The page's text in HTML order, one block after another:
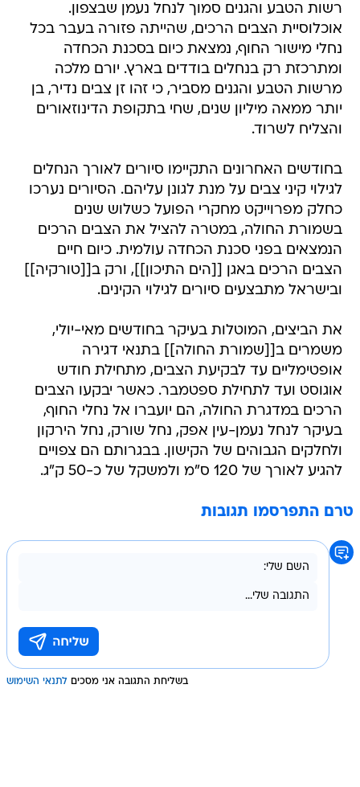
רשות הטבע והגנים סמוך לנחל נעמן שבצפון.
אוכלוסיית הצבים הרכים, שהייתה פזורה בעבר בכל
נחלי מישור החוף, נמצאת כיום בסכנת הכחדה
ומתרכזת רק בנחלים בודדים בארץ. יורם מלכה
מרשות הטבע והגנים מסביר, כי זהו זן צבים נדיר, בן
יותר ממאה מיליון שנים, שחי בתקופת הדינוזאורים
והצליח לשרוד.
בחודשים האחרונים התקיימו סיורים לאורך הנחלים
לגילוי קיני צבים על מנת לגונן עליהם. הסיורים נערכו
כחלק מפרוייקט מחקרי הפועל כשלוש שנים
בשמורת החולה, במטרה להציל את הצבים הרכים
הנמצאים בפני סכנת הכחדה עולמית. כיום חיים
הצבים הרכים באגן [[הים התיכון]], ורק ב[[טורקיה]]
ובישראל מתבצעים סיורים לגילוי הקינים.
את הביצים, המוטלות בעיקר בחודשים מאי-יולי,
משמרים ב[[שמורת החולה]] בתנאי דגירה
אופטימליים עד לבקיעת הצבים, מתחילת חודש
אוגוסט ועד לתחילת ספטמבר. כאשר יבקעו הצבים
הרכים במדגרת החולה, הם יועברו אל נחלי החוף,
בעיקר לנחל נעמן-עין אפק, נחל שורק, נחל הירקון
ולחלקים הגבוהים של הקישון. בבגרותם הם צפויים
להגיע לאורך של 120 ס"מ ולמשקל של כ-50 ק"ג.
טרם התפרסמו תגובות
בשליחת התגובה אני מסכים לתנאי השימוש